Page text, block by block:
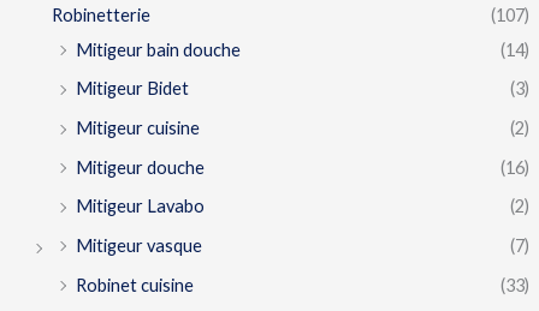
Robinetterie
(107)
Mitigeur bain douche
(14)
Mitigeur Bidet
(3)
Mitigeur cuisine
(2)
Mitigeur douche
(16)
Mitigeur Lavabo
(2)
Mitigeur vasque
(7)
Robinet cuisine
(33)